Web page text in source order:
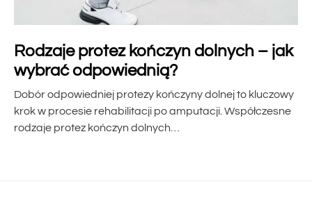
Rodzaje protez kończyn dolnych – jak
wybrać odpowiednią?
Dobór odpowiedniej protezy kończyny dolnej to kluczowy
krok w procesie rehabilitacji po amputacji. Współczesne
rodzaje protez kończyn dolnych…